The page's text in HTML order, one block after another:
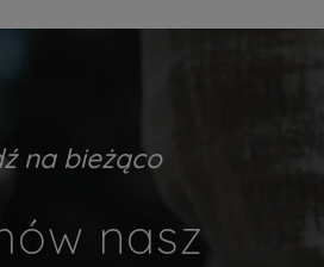
na bieżąco
nasz